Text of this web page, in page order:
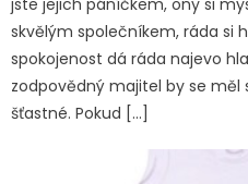
jste jejich páníčkem, ony si
skvělým společníkem, ráda si
spokojenost dá ráda najevo
zodpovědný majitel by se
šťastné. Pokud […]